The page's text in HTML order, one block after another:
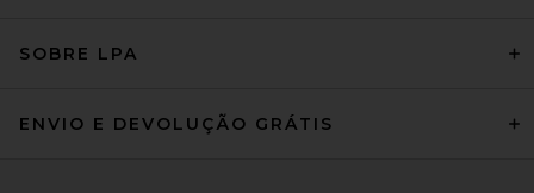
SOBRE LPA
ENVIO E DEVOLUÇÃO GRÁTIS